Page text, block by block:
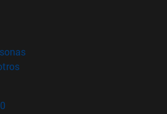
nueva ventana)
(abre en nueva ventana)
(abre en nueva ventana)